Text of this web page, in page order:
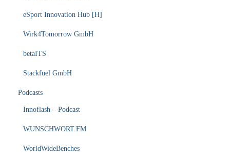
eSport Innovation Hub [H]
Wirk4Tomorrow GmbH
betaITS
Stackfuel GmbH
Podcasts
Innoflash – Podcast
WUNSCHWORT.FM
WorldWideBenches